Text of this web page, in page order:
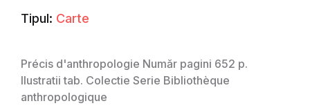
Tipul: Carte
Précis d'anthropologie Număr pagini 652 p.
Ilustratii tab. Colectie Serie Bibliothèque
anthropologique